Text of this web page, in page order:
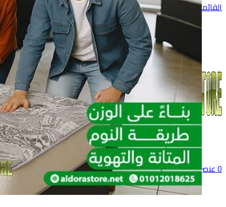
القائمة
0عنصر0جنية